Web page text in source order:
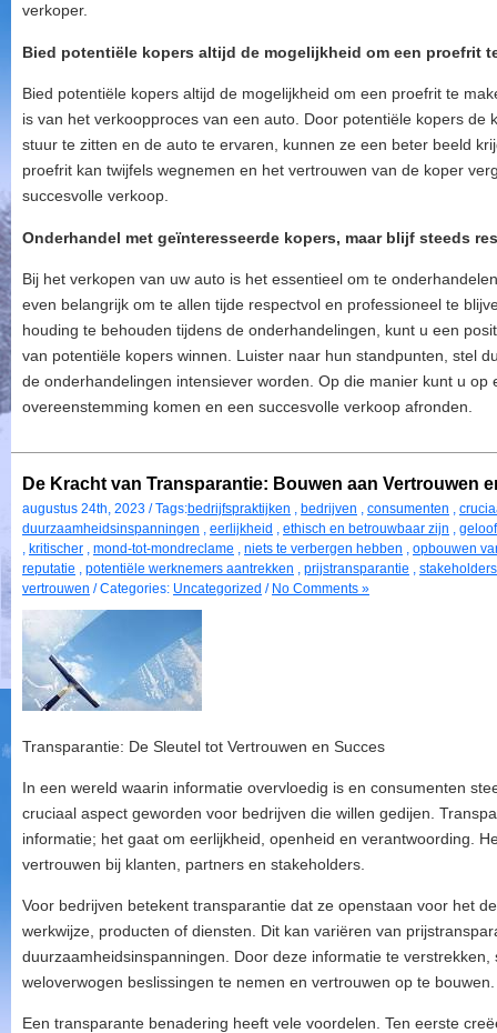
verkoper.
Bied potentiële kopers altijd de mogelijkheid om een proefrit
Bied potentiële kopers altijd de mogelijkheid om een proefrit te
is van het verkoopproces van een auto. Door potentiële kopers de
stuur te zitten en de auto te ervaren, kunnen ze een beter beeld
proefrit kan twijfels wegnemen en het vertrouwen van de koper
succesvolle verkoop.
Onderhandel met geïnteresseerde kopers, maar blijf steeds
Bij het verkopen van uw auto is het essentieel om te
even belangrijk om te allen tijde respectvol en professioneel te
houding te behouden tijdens de onderhandelingen, kunt u een
van potentiële kopers winnen. Luister naar hun standpunten, stel
de onderhandelingen intensiever worden. Op die manier kunt u op
overeenstemming komen en een succesvolle verkoop afronden.
De Kracht van Transparantie: Bouwen aan Vertrouwen
augustus 24th, 2023 / Tags:bedrijfspraktijken , bedrijven , consumenten ,
duurzaamheidsinspanningen , eerlijkheid , ethisch en betrouwbaar zijn ,
, kritischer , mond-tot-mondreclame , niets te verbergen hebben , opbouwen
reputatie , potentiële werknemers aantrekken , prijstransparantie , stakeholders
vertrouwen / Categories: Uncategorized / No Comments »
Transparantie: De Sleutel tot Vertrouwen en Succes
In een wereld waarin informatie overvloedig is en consumenten
cruciaal aspect geworden voor bedrijven die willen gedijen.
informatie; het gaat om eerlijkheid, openheid en verantwoording.
vertrouwen bij klanten, partners en stakeholders.
Voor bedrijven betekent transparantie dat ze openstaan ​​voor het
werkwijze, producten of diensten. Dit kan variëren van
duurzaamheidsinspanningen. Door deze informatie te
weloverwogen beslissingen te nemen en vertrouwen op te bouwen.
Een transparante benadering heeft vele voordelen. Ten eerste